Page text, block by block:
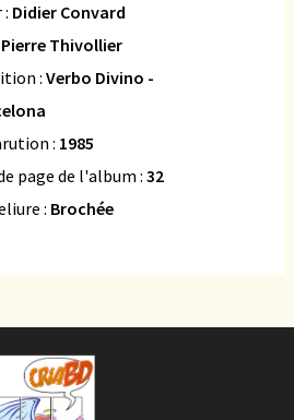
Didier Convard
Pierre Thivollier
: Verbo Divino -
: 1985
page de l'album : 32
: Brochée